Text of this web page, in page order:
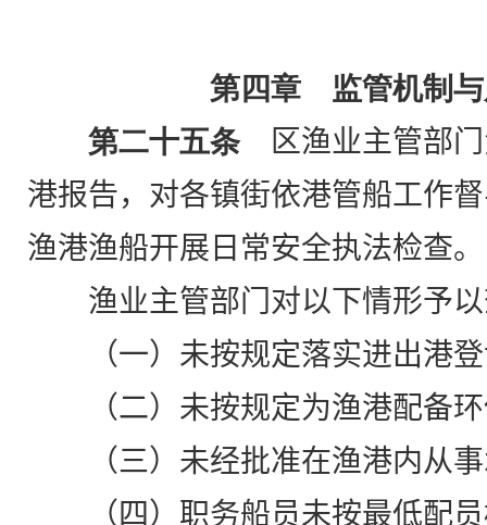
第四章 监管机制与
第二十五条区渔业主管部门
港报告，对各镇街依港管船工作
渔港渔船开展日常安全执法检查。
渔业主管部门对以下情形予
（一）未按规定落实进出港
（二）未按规定为渔港配备
（三）未经批准在渔港内从
（四）职务船员未按最低配